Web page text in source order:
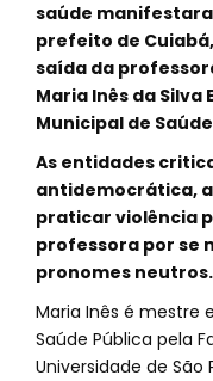
saúde
prefeito de
saída da
Maria Inês da Silva
Municipal de
As entidades
antidemocrática,
praticar violência
professora por se
pronomes neutros.
Maria Inês é mestre
Saúde Pública pela
Universidade de